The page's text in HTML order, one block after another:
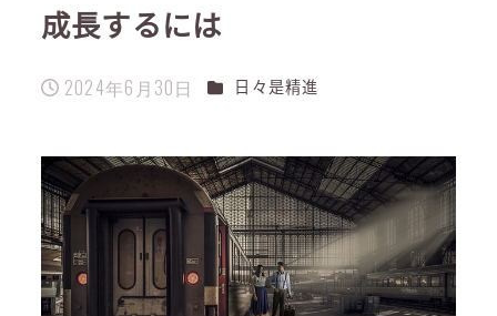
成長するには
投稿日
2024年6月30日 カテゴリー
日々是精進